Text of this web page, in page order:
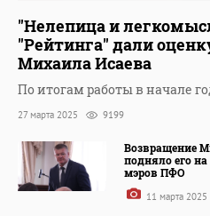
"Нелепица и
"Рейтинга" дали
Михаила Исаева
По итогам работы в начале
27 марта 2025 9199
Возвращение
подняло его
мэров ПФО
11 марта 2025